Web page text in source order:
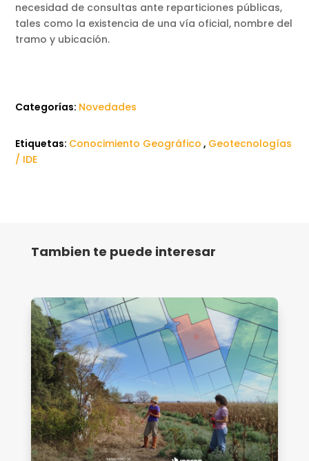
necesidad de consultas ante reparticiones públicas,
tales como la existencia de una vía oficial, nombre del
tramo y ubicación.
Categorías: Novedades
Etiquetas: Conocimiento Geográfico , Geotecnologías
/ IDE
Tambien te puede interesar